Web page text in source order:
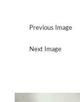
Previous Image
Next Image